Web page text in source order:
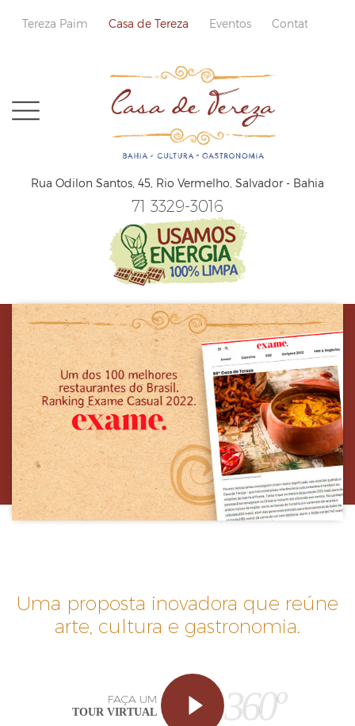
Tereza Paim Casa de Tereza Eventos Contatos
Home
Sobre
Cardápio
Reservas
Localização e Contatos
Rua Odilon Santos, 45, Rio Vermelho, Salvador - Bahia
71 3329-3016
Uma proposta inovadora que reúne
arte, cultura e gastronomia.
FAÇA UM
TOUR VIRTUAL 360º